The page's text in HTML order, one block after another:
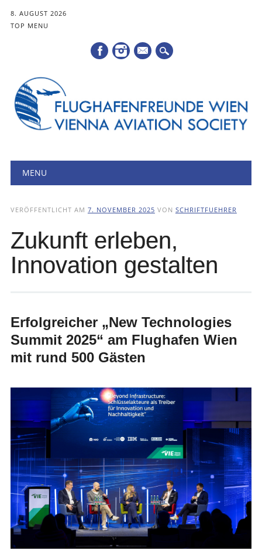
8. AUGUST 2026
TOP MENU
Mail
Hauptmenü
MENU
VERÖFFENTLICHT AM 7. NOVEMBER 2025 VON SCHRIFTFUEHRER
Zukunft erleben,
Innovation gestalten
Erfolgreicher „New Technologies
Summit 2025“ am Flughafen Wien
mit rund 500 Gästen